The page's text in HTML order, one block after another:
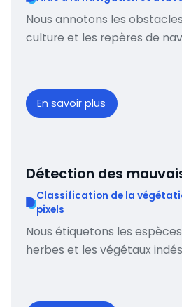
Nous annotons les
culture et les repères de
En savoir plus
Détection des
Classification de la
pixels
Nous étiquetons les
herbes et les végétaux